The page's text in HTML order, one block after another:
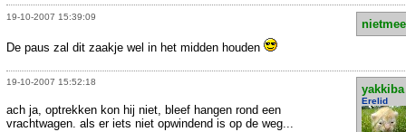
19-10-2007 15:39:09
De paus zal dit zaakje wel in het midden houden
19-10-2007 15:52:18
yakkiba
Erelid
ach ja, optrekken kon hij niet, bleef hangen rond een
vrachtwagen. als er iets niet opwindend is op de weg...